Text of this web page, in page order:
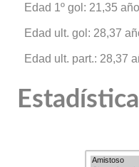
Edad 1º gol: 21,35
Edad ult. gol: 28,37
Edad ult. part.: 28,37